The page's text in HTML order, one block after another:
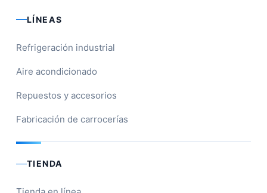
LÍNEAS
Refrigeración industrial
Aire acondicionado
Repuestos y accesorios
Fabricación de carrocerías
TIENDA